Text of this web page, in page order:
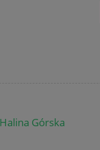
Górska